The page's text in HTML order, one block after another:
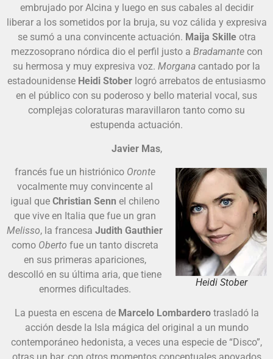
embrujado por Alcina y luego en sus cabales al decidir
liberar a los sometidos por la bruja, su voz cálida y expresiva
se sumó a una convincente actuación. Maija Skilleotra
mezzosoprano nórdica dio el perfil justo a Bradamantecon
su hermosa y muy expresiva voz. Morgana cantado por la
estadounidense Heidi Stober logró arrebatos de entusiasmo
en el público con su poderoso y bello material vocal, sus
complejas coloraturas maravillaron tanto como su
estupenda actuación.
Javier Mas,
Heidi Stober
francés fue un histriónico Oronte
vocalmente muy convincente al
igual que Christian Senn el chileno
que vive en Italia que fue un gran
Melisso, la francesa Judith Gauthier
como Oberto fue un tanto discreta
en sus primeras apariciones,
descolló en su última aria, que tiene
enormes dificultades.
La puesta en escena de Marcelo Lombarderotrasladó la
acción desde la Isla mágica del original a un mundo
contemporáneo hedonista, a veces una especie de “Disco”,
otras un bar, con otros momentos conceptuales apoyados